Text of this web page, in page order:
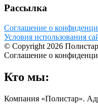
Рассылка
Соглашение о
Условия использования
© Copyright 2026
Соглашение о
Кто мы:
Компания «Полистар».